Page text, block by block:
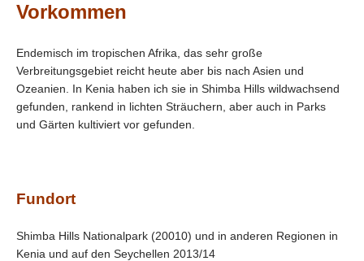
Vorkommen
Endemisch im tropischen Afrika, das sehr große
Verbreitungsgebiet reicht heute aber bis nach Asien und
Ozeanien. In Kenia haben ich sie in Shimba Hills wildwachsend
gefunden, rankend in lichten Sträuchern, aber auch in Parks
und Gärten kultiviert vor gefunden.
Fundort
Shimba Hills Nationalpark (20010) und in anderen Regionen in
Kenia und auf den Seychellen 2013/14